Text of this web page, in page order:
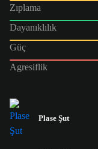
Zıplama
Dayanıklılık
Güç
Agresiflik
Plase Şut